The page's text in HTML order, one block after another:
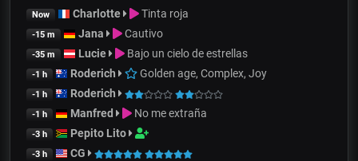
Now Charlotte Tinta roja
-15 m Jana Cautivo
-35 m Lucie Bajo un cielo de estrellas
-1 h Roderich Golden age, Complex, Joy
-1 h Roderich
-1 h Manfred No me extraña
-3 h Pepito Lito
-3 h CG